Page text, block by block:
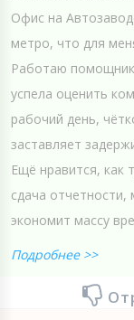
Офис на
метро, что для
Работаю
успела оценить
рабочий день,
заставляет
Ещё нравится, как
сдача
экономит массу
Подробнее >>